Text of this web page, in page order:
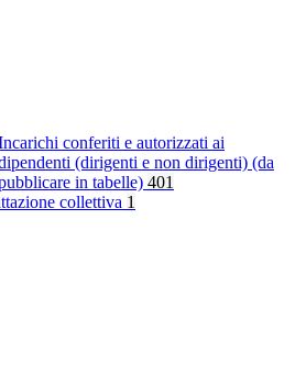
conferiti e autorizzati ai
(dirigenti e non dirigenti) (da
in tabelle) 401
collettiva 1